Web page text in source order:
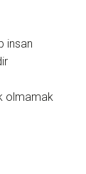
insan
olmamak